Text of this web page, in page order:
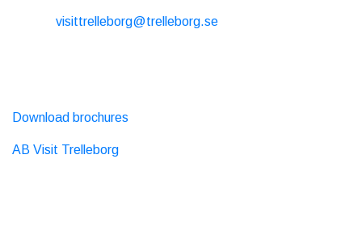
visittrelleborg@trelleborg.se
Download brochures
AB Visit Trelleborg